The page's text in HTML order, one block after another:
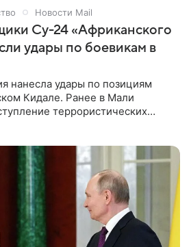
Новости Mail
Су-24 «Африканского
удары по боевикам в
нанесла удары по позициям
Кидале. Ранее в Мали
террористических
нанесли серию ударов по
«Фронт освобождения
Кидаль. Об этом сообщает
ANNA News.